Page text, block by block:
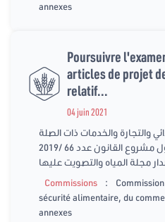
annexes
Poursuivre
articles de projet
relatif...
04 juin 2021
والتجارة والخدمات ذات الصلة
جلسة لمواصلة النظر في فصول مشروع القانون عدد 66 /2019
مجلة المياه والتصويت عليها
Commissions
:
sécurité alimentaire, du
annexes